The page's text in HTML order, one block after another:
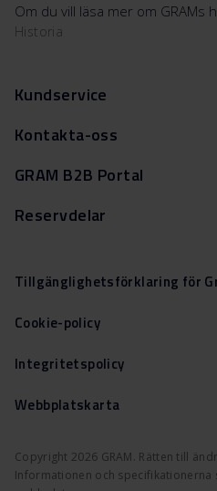
Om du vill läsa mer om GRAMs
Historia
Kundservice
Kontakta-oss
GRAM B2B Portal
Reservdelar
Copyright 2026 GRAM. Rätten till
Informationen och specifikationerna
Tillgänglighetsförklaring för
Cookie-policy
Integritetspolicy
Webbplatskarta